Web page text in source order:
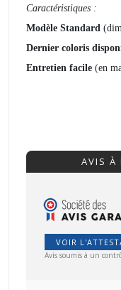
Caractéristiques :
Modèle Standard
Dernier coloris
Entretien facile (en
AVIS À
VOIR
Avis soumis à un